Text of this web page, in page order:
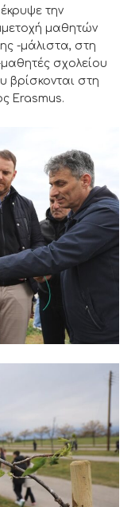
την
μαθητών
-μάλιστα, στη
σχολείου
βρίσκονται στη
Erasmus.